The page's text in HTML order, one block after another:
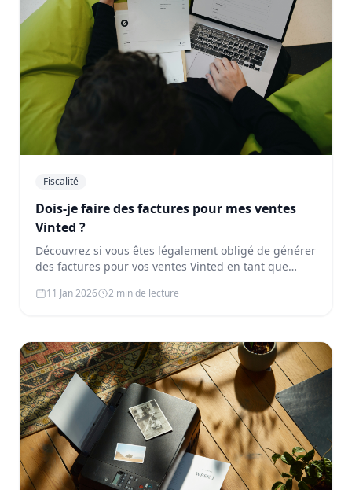
Fiscalité
Dois-je faire des factures pour mes ventes
Vinted ?
Découvrez si vous êtes légalement obligé de générer
des factures pour vos ventes Vinted en tant que
11 Jan 2026 2 min de lecture